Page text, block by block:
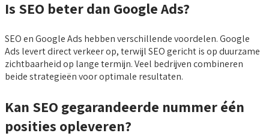
Is SEO beter dan Google Ads?
SEO en Google Ads hebben verschillende voordelen. Google
Ads levert direct verkeer op, terwijl SEO gericht is op duurzame
zichtbaarheid op lange termijn. Veel bedrijven combineren
beide strategieën voor optimale resultaten.
Kan SEO gegarandeerde nummer één
posities opleveren?